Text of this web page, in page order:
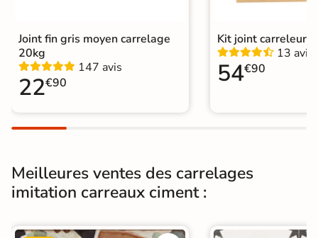
Plancher
Chauffant
Conditionnement
Choix
Support Chape Ancien carrelage
Normes Certification CE
Joint fin gris moyen carrelage
20kg
147 avis
22€90
Kit joint carreleur
13 avis
54€90
Meilleures ventes des carrelages
imitation carreaux ciment :